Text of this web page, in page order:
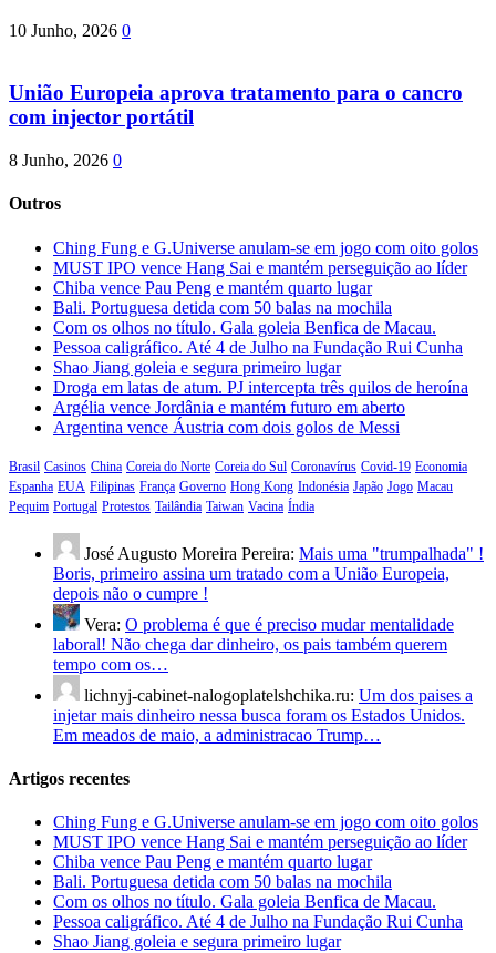
10 Junho, 2026 0
União Europeia aprova tratamento para o cancro
com injector portátil
8 Junho, 2026 0
Outros
Ching Fung e G.Universe anulam-se em jogo com oito golos
MUST IPO vence Hang Sai e mantém perseguição ao líder
Chiba vence Pau Peng e mantém quarto lugar
Bali. Portuguesa detida com 50 balas na mochila
Com os olhos no título. Gala goleia Benfica de Macau.
Pessoa caligráfico. Até 4 de Julho na Fundação Rui Cunha
Shao Jiang goleia e segura primeiro lugar
Droga em latas de atum. PJ intercepta três quilos de heroína
Argélia vence Jordânia e mantém futuro em aberto
Argentina vence Áustria com dois golos de Messi
Brasil Casinos China Coreia do Norte Coreia do Sul Coronavírus Covid-19 Economia
Espanha EUA Filipinas França Governo Hong Kong Indonésia Japão Jogo Macau
Pequim Portugal Protestos Tailândia Taiwan Vacina Índia
José Augusto Moreira Pereira: Mais uma "trumpalhada" !
Boris, primeiro assina um tratado com a União Europeia,
depois não o cumpre !
Vera: O problema é que é preciso mudar mentalidade
laboral! Não chega dar dinheiro, os pais também querem
tempo com os…
lichnyj-cabinet-nalogoplatelshchika.ru: Um dos paises a
injetar mais dinheiro nessa busca foram os Estados Unidos.
Em meados de maio, a administracao Trump…
Artigos recentes
Ching Fung e G.Universe anulam-se em jogo com oito golos
MUST IPO vence Hang Sai e mantém perseguição ao líder
Chiba vence Pau Peng e mantém quarto lugar
Bali. Portuguesa detida com 50 balas na mochila
Com os olhos no título. Gala goleia Benfica de Macau.
Pessoa caligráfico. Até 4 de Julho na Fundação Rui Cunha
Shao Jiang goleia e segura primeiro lugar